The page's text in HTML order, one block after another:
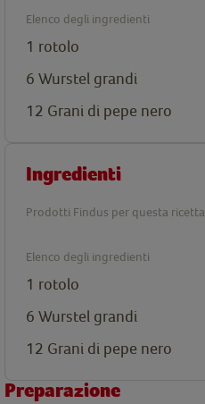
Elenco degli ingredienti
1 rotolo
6 Wurstel grandi
12 Grani di pepe nero
Ingredienti
Prodotti Findus per questa ricetta
Elenco degli ingredienti
1 rotolo
6 Wurstel grandi
12 Grani di pepe nero
Preparazione